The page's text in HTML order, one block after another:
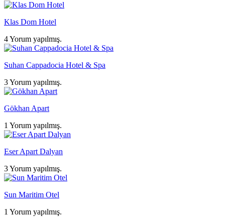
Klas Dom Hotel
4 Yorum yapılmış.
Suhan Cappadocia Hotel & Spa
3 Yorum yapılmış.
Gökhan Apart
1 Yorum yapılmış.
Eser Apart Dalyan
3 Yorum yapılmış.
Sun Maritim Otel
1 Yorum yapılmış.